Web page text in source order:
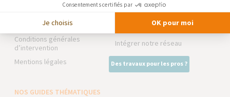
Foire aux Questions
Conditions générales
d’intervention
Mentions légales
La Maison des Architectes
Expert Bricolage
Intégrer notre réseau
Des travaux pour les pros ?
NOS GUIDES THÉMATIQUES
Consentements certifiés par
Je choisis OK pour moi